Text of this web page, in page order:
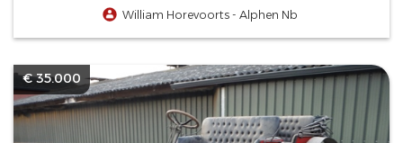
William Horevoorts - Alphen Nb
€ 35.000